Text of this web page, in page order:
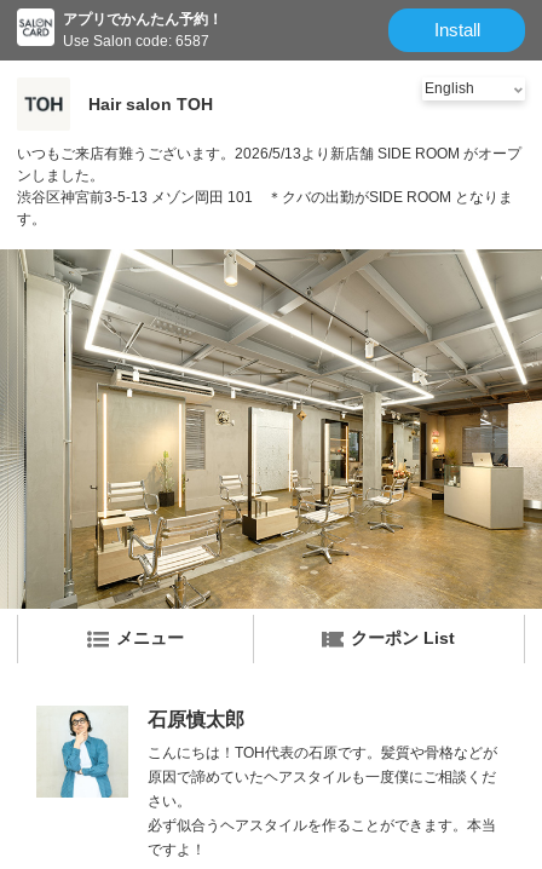
アプリでかんたん予約！
Use Salon code: 6587
Install
Hair salon TOH
いつもご来店有難うございます。2026/5/13より新店舗 SIDE ROOM がオープ
ンしました。
渋谷区神宮前3-5-13 メゾン岡田 101 ＊クバの出勤がSIDE ROOM となりま
す。
メニュー クーポン List
石原慎太郎
こんにちは！TOH代表の石原です。髪質や骨格などが
原因で諦めていたヘアスタイルも一度僕にご相談くだ
さい。
必ず似合うヘアスタイルを作ることができます。本当
ですよ！